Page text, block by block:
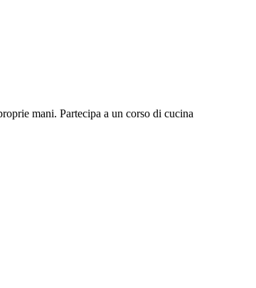
mani. Partecipa a un corso di cucina